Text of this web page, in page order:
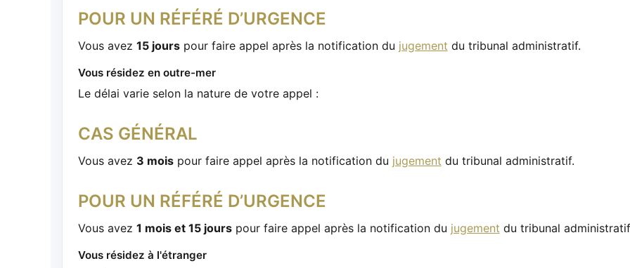
POUR UN RÉFÉRÉ D’URGENCE
Vous avez 15 jourspour faire appel après la notification du jugement du tribunal administratif.
Vous résidez en outre-mer
Le délai varie selon la nature de votre appel :
CAS GÉNÉRAL
Vous avez 3 moispour faire appel après la notification du jugement du tribunal administratif.
POUR UN RÉFÉRÉ D’URGENCE
Vous avez 1 mois et 15 jourspour faire appel après la notification du jugement du tribunal
Vous résidez à l'étranger